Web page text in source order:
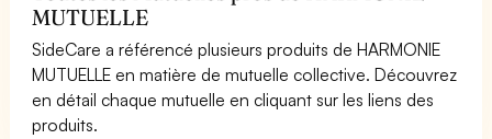
MUTUELLE
SideCare a référencé plusieurs produits de HARMONIE
MUTUELLE en matière de mutuelle collective. Découvrez
en détail chaque mutuelle en cliquant sur les liens des
produits.